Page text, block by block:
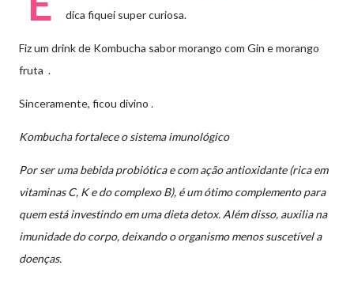
dica fiquei super curiosa.
Fiz um drink de Kombucha sabor morango com Gin e morango
fruta .
Sinceramente, ficou divino .
Kombucha fortalece o sistema imunológico
Por ser uma bebida probiótica e com ação antioxidante (rica em
vitaminas C, K e do complexo B), é um ótimo complemento para
quem está investindo em uma dieta detox. Além disso, auxilia na
imunidade do corpo, deixando o organismo menos suscetível a
doenças.